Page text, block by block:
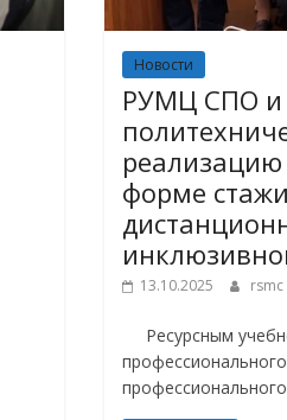
Новости
РУМЦ СПО и
форме
13.10.2025 rsmc
Ресурсным